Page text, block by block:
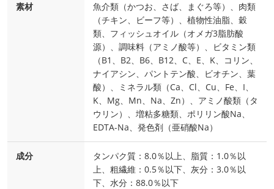
素材
魚介類（かつお、さば、まぐろ等）、肉類
（チキン、ビーフ等）、植物性油脂、穀
類、フィッシュオイル（オメガ3脂肪酸
源）、調味料（アミノ酸等）、ビタミン類
（B1、B2、B6、B12、C、E、K、コリン、
ナイアシン、パントテン酸、ビオチン、葉
酸）、ミネラル類（Ca、Cl、Cu、Fe、I、
K、Mg、Mn、Na、Zn）、アミノ酸類（タ
ウリン）、増粘多糖類、ポリリン酸Na、
EDTA-Na、発色剤（亜硝酸Na）
成分
タンパク質：8.0％以上、脂質：1.0％以
上、粗繊維：0.5％以下、灰分：3.0％以
下、水分：88.0％以下